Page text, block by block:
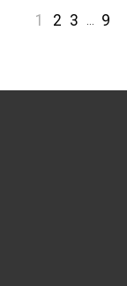
1 2 3 9